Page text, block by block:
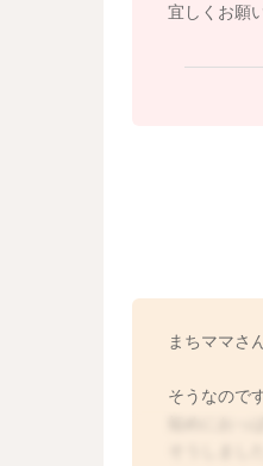
宜しくお願
まちママさ
そうなので